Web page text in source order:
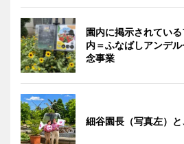
園内に掲示されてい
内＝ふなばしアンデ
念事業
細谷園長（写真左）